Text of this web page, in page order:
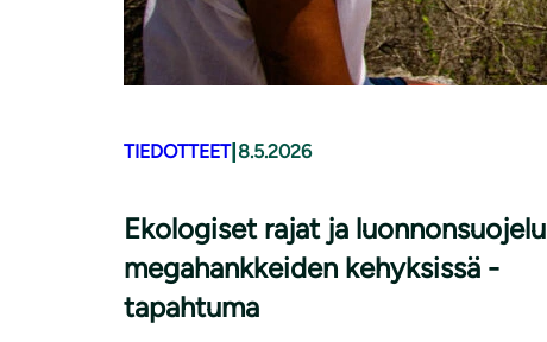
TIEDOTTEET| 8.5.2026
Ekologiset rajat ja luonnonsuojelu
megahankkeiden kehyksissä -
tapahtuma